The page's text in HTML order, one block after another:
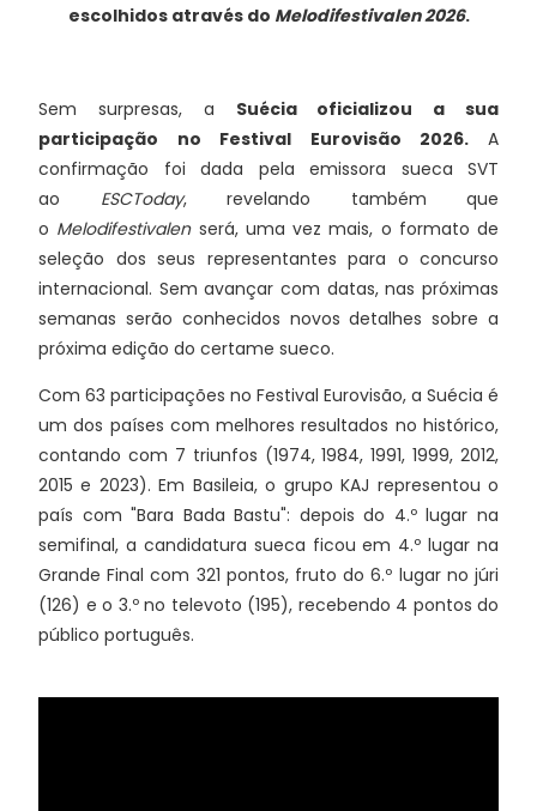
escolhidos através do Melodifestivalen 2026.
Sem surpresas, a Suécia oficializou a sua
participação no Festival Eurovisão 2026. A
confirmação foi dada pela emissora sueca SVT
ao ESCToday, revelando também que
o Melodifestivalenserá, uma vez mais, o formato de
seleção dos seus representantes para o concurso
internacional. Sem avançar com datas, nas próximas
semanas serão conhecidos novos detalhes sobre a
próxima edição do certame sueco.
Com 63 participações no Festival Eurovisão, a Suécia é
um dos países com melhores resultados no histórico,
contando com 7 triunfos (1974, 1984, 1991, 1999, 2012,
2015 e 2023). Em Basileia, o grupo KAJ representou o
país com "Bara Bada Bastu": depois do 4.º lugar na
semifinal, a candidatura sueca ficou em 4.º lugar na
Grande Final com 321 pontos, fruto do 6.º lugar no júri
(126) e o 3.º no televoto (195), recebendo 4 pontos do
público português.